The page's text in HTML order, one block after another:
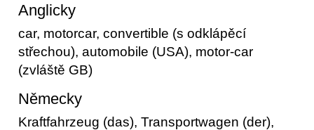
Anglicky
car, motorcar, convertible (s odklápěcí
střechou), automobile (USA), motor-car
(zvláště GB)
Německy
Kraftfahrzeug (das), Transportwagen (der),